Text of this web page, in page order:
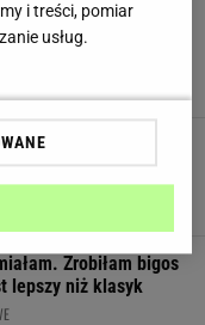
Bigos zaskoczył
cały wieczór
z cukinii. Przepisy
na dnie szuflady
Zrobiłam bigos
lepszy niż klasyk
i treści, pomiar
usług.